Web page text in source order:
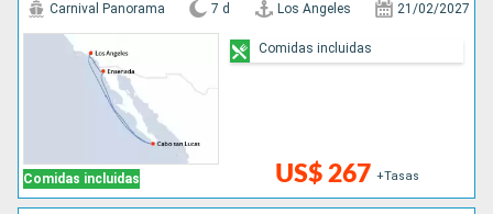
Comidas incluidas
Carnival Panorama 7 d Los Angeles 21/02/2027
US$ 267 +Tasas
Comidas incluidas